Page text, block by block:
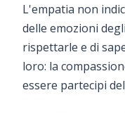
L'empatia non
delle emozioni
rispettarle e di
loro: la
essere partecipi